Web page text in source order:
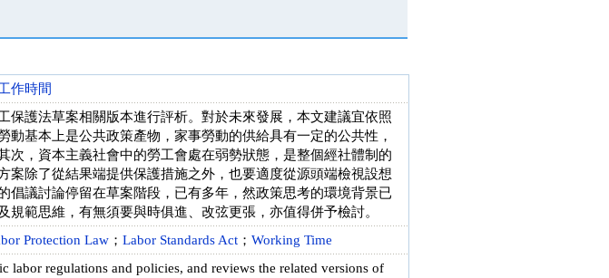
作時間
保護法草案相關版本進行評析。對於未來發展，本文建議宜依照
基本上是公共政策產物，家事勞動的供給具有一定的公共性，
次，資本主義社會中的勞工會處在弱勢狀態，是整個經社體制的
案除了從結果端提供保護措施之外，也要適度從源頭端檢視設想
倡議討論停留在草案階段，已有多年，然政策思考的環境背景已
範思維，有無須要與時俱進、改弦更張，亦值得併予檢討。
Protection Law ； Labor Standards Act ； Working Time
labor regulations and policies, and reviews the related versions of